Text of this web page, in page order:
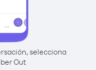
selecciona
Out